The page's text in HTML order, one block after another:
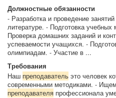
Должностные обязанности
- Разработка и проведение
литературе. - Подготовка
Проверка домашних заданий и
успеваемости учащихся. -
олимпиадам. - Участие в ...
Требования
Наш преподаватель это человек
современными методиками. - Ищем
преподавателя профессионала